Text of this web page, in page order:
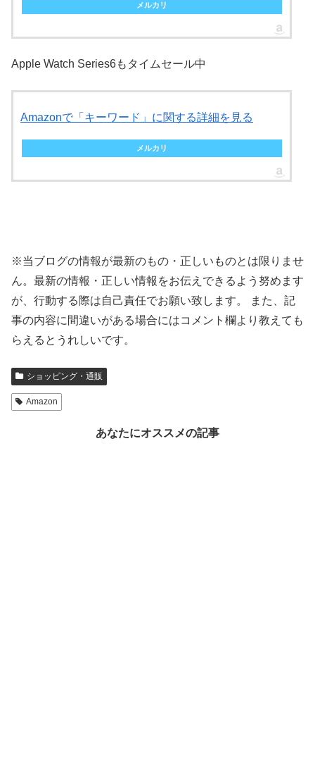
メルカリ
Apple Watch Series6もタイムセール中
Amazonで「キーワード」に関する詳細を見る
メルカリ
※当ブログの情報が最新のもの・正しいものとは限りませ
ん。最新の情報・正しい情報をお伝えできるよう努めます
が、行動する際は自己責任でお願い致します。 また、記
事の内容に間違いがある場合にはコメント欄より教えても
らえるとうれしいです。
ショッピング・通販
Amazon
あなたにオススメの記事